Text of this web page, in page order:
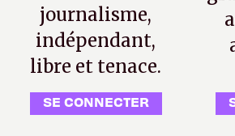
journalisme,
indépendant,
libre et tenace.
SE CONNECTER